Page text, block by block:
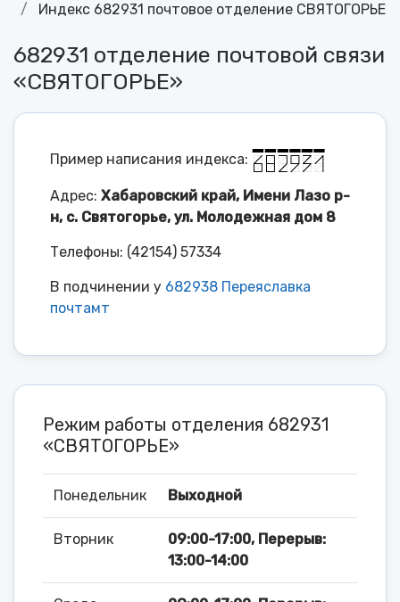
Индекс 682931 почтовое отделение СВЯТОГОРЬЕ
682931 отделение почтовой связи
«СВЯТОГОРЬЕ»
Пример написания индекса:
Адрес: Хабаровский край, Имени Лазо р-
н, с. Святогорье, ул. Молодежная дом 8
Телефоны: (42154) 57334
В подчинении у 682938 Переяславка
почтамт
Режим работы отделения 682931
«СВЯТОГОРЬЕ»
Понедельник Выходной
Вторник
09:00-17:00, Перерыв:
13:00-14:00